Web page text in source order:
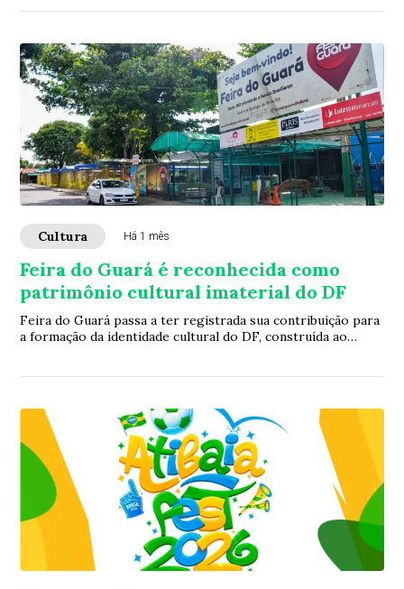
Cultura Há 1 mês
Feira do Guará é reconhecida como
patrimônio cultural imaterial do DF
Feira do Guará passa a ter registrada sua contribuição para
a formação da identidade cultural do DF, construída ao